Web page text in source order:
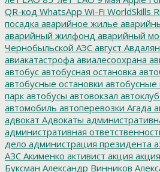
QR-код WhatsApp Wi-Fi WorldSkills
посадка аварийное жилье
аварийный жилфонд аварийный
Чернобыльской АЭС август Авдалян
авиакатастрофа авиалесоохрана
автобус автобусная остановка
автобусные остановки автобусные
парк автобусы автовокзал автоклуб
автомобиль автоперевозки Агада
адвокат Адвокаты
административная
дело администрация президента
АЗС Акименко активист акция
Буксман Александр Винников